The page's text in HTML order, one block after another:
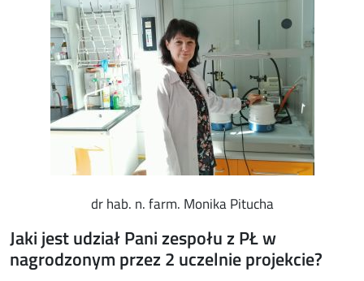
dr hab. n. farm. Monika Pitucha
Jaki jest udział Pani zespołu z PŁ w
nagrodzonym przez 2 uczelnie projekcie?